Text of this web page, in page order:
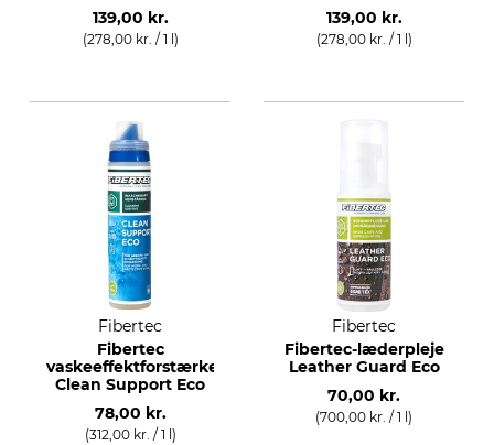
139,00 kr.
(278,00 kr. / 1 l)
139,00 kr.
(278,00 kr. / 1 l)
Fibertec
Fibertec
vaskeeffektforstærker
Clean Support Eco
78,00 kr.
(312,00 kr. / 1 l)
Fibertec
Fibertec-læderpleje
Leather Guard Eco
70,00 kr.
(700,00 kr. / 1 l)